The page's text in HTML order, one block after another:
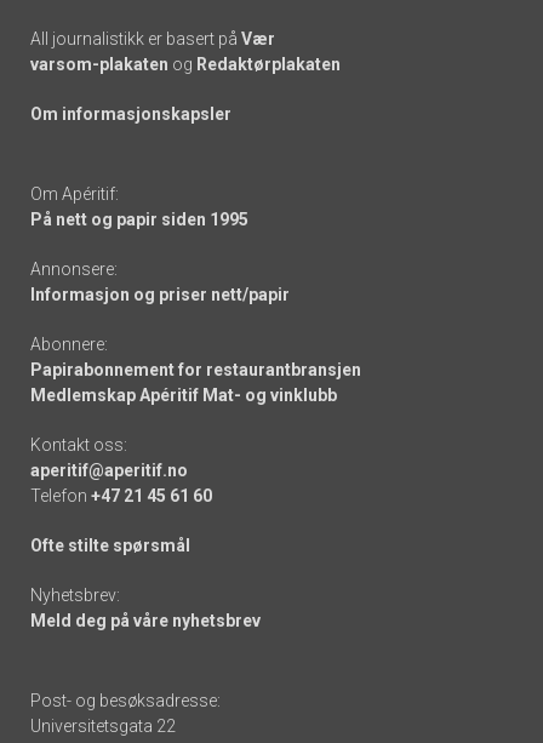
All journalistikk er basert på Vær
varsom-plakaten og Redaktørplakaten
Om informasjonskapsler
Om Apéritif:
På nett og papir siden 1995
Annonsere:
Informasjon og priser nett/papir
Abonnere:
Papirabonnement for restaurantbransjen
Medlemskap Apéritif Mat- og vinklubb
Kontakt oss:
aperitif@aperitif.no
Telefon +47 21 45 61 60
Ofte stilte spørsmål
Nyhetsbrev:
Meld deg på våre nyhetsbrev
Post- og besøksadresse:
Universitetsgata 22